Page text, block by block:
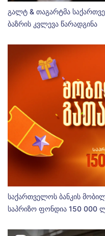
გალტ & თაგარტმა
ბაზრის კვლევა წარადგინა
საქართველოს ბანკის
საპრიზო ფონდია 150 000